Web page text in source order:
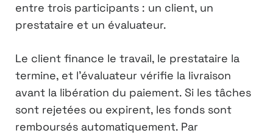
entre trois participants : un client, un
prestataire et un évaluateur.
Le client finance le travail, le prestataire la
termine, et l’évaluateur vérifie la livraison
avant la libération du paiement. Si les tâches
sont rejetées ou expirent, les fonds sont
remboursés automatiquement. Par